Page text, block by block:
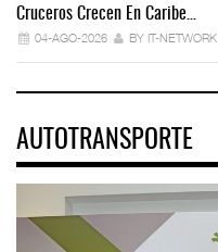
Cruceros Crecen En Caribe…
04-AGO-2026 BY IT-NETWORK
AUTOTRANSPORTE